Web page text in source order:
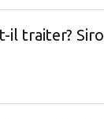
il traiter?